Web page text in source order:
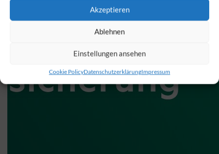
Akzeptieren
Ablehnen
Einstellungen ansehen
Cookie PolicyDatenschutzerklärungImpressum